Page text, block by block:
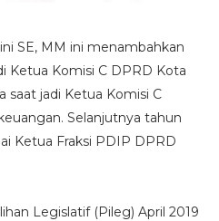
SE, MM ini menambahkan
Ketua Komisi C DPRD Kota
saat jadi Ketua Komisi C
Selanjutnya tahun
Ketua Fraksi PDIP DPRD
Legislatif (Pileg) April 2019